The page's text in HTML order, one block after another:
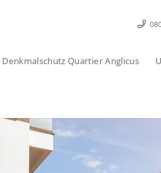
Denkmalschutz Quartier Anglicus